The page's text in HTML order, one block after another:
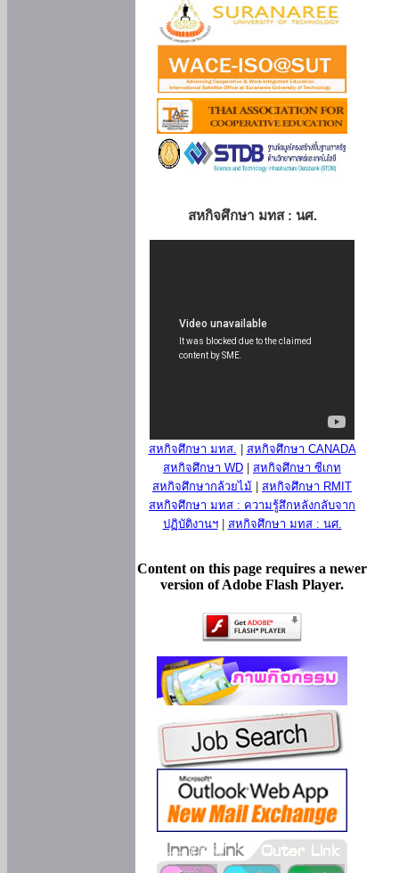
สหกิจศึกษา มทส : นศ.
สหกิจศึกษา มทส.
สหกิจศึกษา CANADA
สหกิจศึกษา WD
สหกิจศึกษา ซีเกท
สหกิจศึกษากล้วยไม้
สหกิจศึกษา RMIT
สหกิจศึกษา มทส : ความรู้สึกหลังกลับจาก
ปฏิบัติงานฯ| สหกิจศึกษา มทส : นศ.
Content on this page requires a newer
version of Adobe Flash Player.